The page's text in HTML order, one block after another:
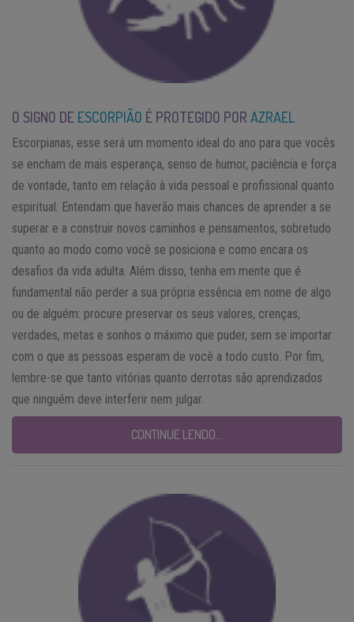
O SIGNO DE ESCORPIÃO É PROTEGIDO POR AZRAEL
Escorpianas, esse será um momento ideal do ano para que vocês
se encham de mais esperança, senso de humor, paciência e força
de vontade, tanto em relação à vida pessoal e profissional quanto
espiritual. Entendam que haverão mais chances de aprender a se
superar e a construir novos caminhos e pensamentos, sobretudo
quanto ao modo como você se posiciona e como encara os
desafios da vida adulta. Além disso, tenha em mente que é
fundamental não perder a sua própria essência em nome de algo
ou de alguém: procure preservar os seus valores, crenças,
verdades, metas e sonhos o máximo que puder, sem se importar
com o que as pessoas esperam de você a todo custo. Por fim,
lembre-se que tanto vitórias quanto derrotas são aprendizados
que ninguém deve interferir nem julgar.
CONTINUE LENDO…